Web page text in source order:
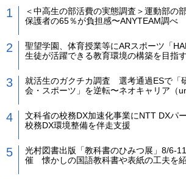
＜中高生の部活費の実態調査＞運動部の
保護者の65％が負担感〜ANYTEAM調べ
聖望学園、体育授業等にARスポーツ「
生徒が活躍できる教育環境の構築を目指す
就活生のガクチカ調査 選考通過ESで「
会・スポーツ」を逆転〜ネオキャリア（
文科省の校務DX加速化事業にNTT DXパ
校務DX環境整備を伴走支援
光村図書出版「教科書のひみつ展」8/6-
催 懐かしの国語教科書や表紙の工夫を